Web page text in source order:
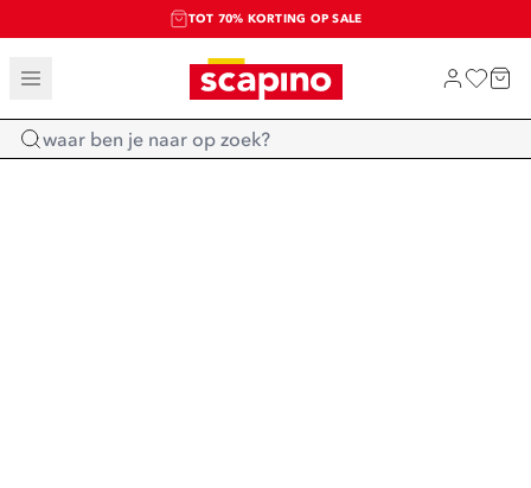
TOT 70% KORTING OP SALE
SALE: LAATSTE KANS!
SHOP NIEUW
Home